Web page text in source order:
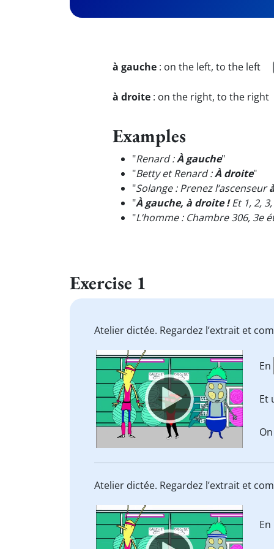
à gauche : on the left, to the left
à droite : on the right, to the right
Examples
"Renard :À gauche"
"Betty et Renard :À droite"
"Solange : Prenez l’ascenseur
"À gauche, à droite !Et 1, 2, 3,
"L’homme : Chambre 306, 3e
Exercise 1
Atelier dictée. Regardez l’extrait et
Video
Player
En
Et
Atelier dictée. Regardez l’extrait et
Video
Player
En